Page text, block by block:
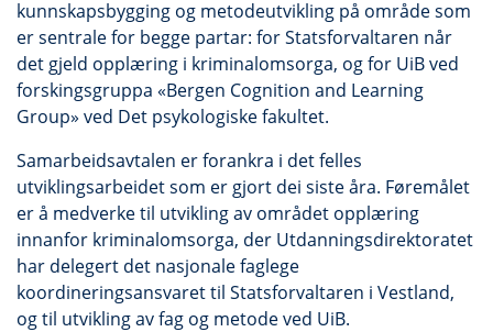
kunnskapsbygging og metodeutvikling på område som
er sentrale for begge partar: for Statsforvaltaren når
det gjeld opplæring i kriminalomsorga, og for UiB ved
forskingsgruppa «Bergen Cognition and Learning
Group» ved Det psykologiske fakultet.
Samarbeidsavtalen er forankra i det felles
utviklingsarbeidet som er gjort dei siste åra. Føremålet
er å medverke til utvikling av området opplæring
innanfor kriminalomsorga, der Utdanningsdirektoratet
har delegert det nasjonale faglege
koordineringsansvaret til Statsforvaltaren i Vestland,
og til utvikling av fag og metode ved UiB.